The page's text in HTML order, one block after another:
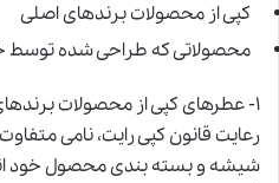
کپی از محصولات برندهای اصلی
محصولاتی که طراحی شده توسط
۱- عطرهای کپی از محصولات
رعایت قانون کپی رایت، نامی
شیشه و بسته بندی محصول خود